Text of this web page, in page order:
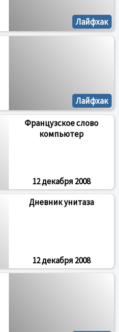
Лайфхак
Лайфхак
Французское слово
компьютер
12 декабря 2008
Дневник унитаза
12 декабря 2008